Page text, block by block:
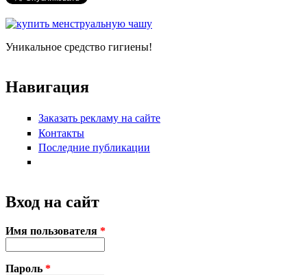
Уникальное средство гигиены!
Навигация
Заказать рекламу на сайте
Контакты
Последние публикации
Вход на сайт
Имя пользователя *
Пароль *